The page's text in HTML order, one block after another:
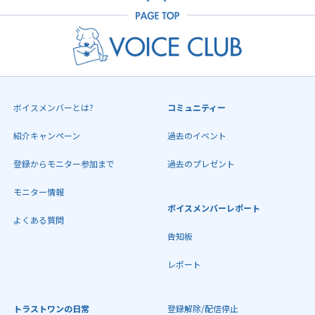
ボイスメンバーとは?
紹介キャンペーン
登録からモニター参加まで
モニター情報
よくある質問
コミュニティー
過去のイベント
過去のプレゼント
ボイスメンバーレポート
告知板
レポート
トラストワンの日常 登録解除/配信停止